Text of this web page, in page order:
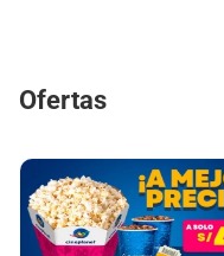
Ofertas